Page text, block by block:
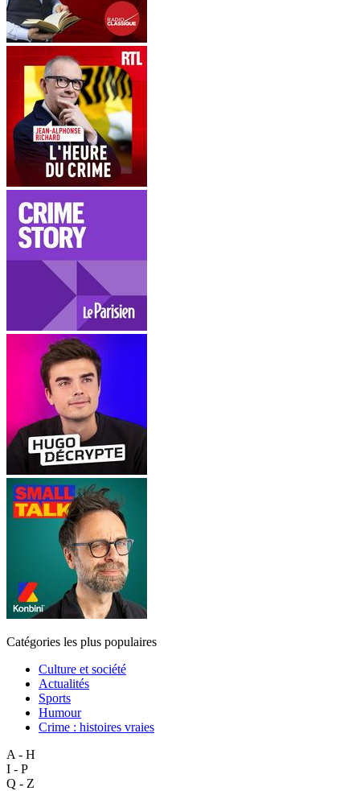
Catégories les plus populaires
Culture et société
Actualités
Sports
Humour
Crime : histoires vraies
A - H
I - P
Q - Z